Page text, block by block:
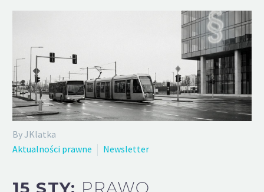
By JKlatka
Aktualności prawne
Newsletter
15 STY: PRAWO